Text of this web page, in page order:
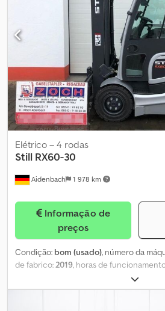
22.5; Direcional Eixo traseiro 3: medida
Direcional Dksdouc E Tdjpfx Ai Ujr Pesos
Carga útil: 26.685 kg Peso bruto total:
telescópico (3 seções) Marca da
Aidenbach 1 978 km
Elétrico – 4 rodas
Still RX60-30
Informação de
preços
Condição: bom (usado), número da
de fabrico:2019, horas de
, altura de elevação:
1 500 mm, altura de construção:2 270
, tamanho do pneu